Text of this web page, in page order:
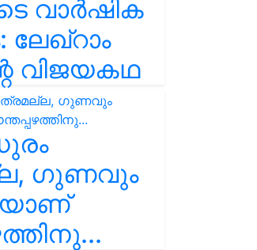
വാർഷിക
ലേഖ്‌റാം
വിജയകഥ
ഗുണവും